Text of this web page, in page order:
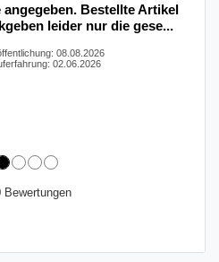
Bestellte Artikel
leider nur die gese...
08.08.2026
02.06.2026
Bewertungen